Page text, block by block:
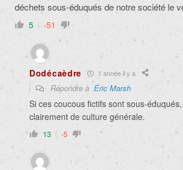
déchets sous-éduqués de notre société le
5 -51
Dodécaèdre 1 année il y a
Répondre à Éric Marsh
Si ces coucous fictifs sont sous-
clairement de culture générale.
13 -5